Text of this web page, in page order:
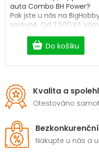
Do košíku
auta Combo BH Power?
Pak jste u nás na
správně. Od 2 500 Kč vám
ho doručíme zdarma a
bez čekání.
Kvalita a
Otestováno
Nakupte u nás a